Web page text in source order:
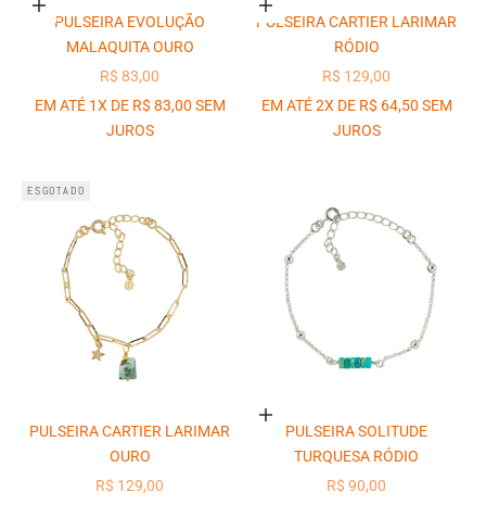
Adicionar ao carrinho
PULSEIRA EVOLUÇÃO
MALAQUITA OURO
PREÇO PROMOCIONAL
R$ 83,00
EM ATÉ 1X DE R$ 83,00 SEM
JUROS
Adicionar ao carrinho
PULSEIRA CARTIER LARIMAR
RÓDIO
PREÇO PROMOCIONAL
R$ 129,00
EM ATÉ 2X DE R$ 64,50 SEM
JUROS
ESGOTADO
PULSEIRA CARTIER LARIMAR
OURO
PREÇO PROMOCIONAL
R$ 129,00
Adicionar ao carrinho
PULSEIRA SOLITUDE
TURQUESA RÓDIO
PREÇO PROMOCIONAL
R$ 90,00